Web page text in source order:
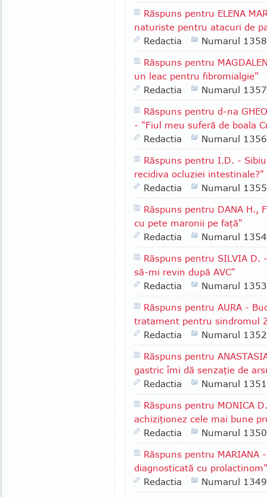
Răspuns pentru ELENA
naturiste pentru atacuri de
Redactia
Numarul 1358
Răspuns pentru
un leac pentru fibromialgie"
Redactia
Numarul 1357
Răspuns pentru d-na
- "Fiul meu suferă de boala
Redactia
Numarul 1356
Răspuns pentru I.D. -
recidiva ocluziei intestinale?"
Redactia
Numarul 1355
Răspuns pentru DANA H.,
cu pete maronii pe faţă"
Redactia
Numarul 1354
Răspuns pentru SILVIA
să-mi revin după AVC"
Redactia
Numarul 1353
Răspuns pentru AURA -
tratament pentru sindromul
Redactia
Numarul 1352
Răspuns pentru
gastric îmi dă senzaţie de
Redactia
Numarul 1351
Răspuns pentru MONICA
achiziţionez cele mai bune
Redactia
Numarul 1350
Răspuns pentru
diagnosticată cu prolactinom"
Redactia
Numarul 1349